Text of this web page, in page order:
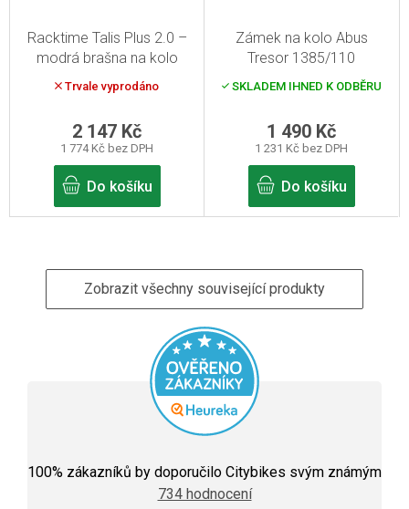
Racktime Talis Plus 2.0 –
modrá brašna na kolo
Trvale vyprodáno
1 774 Kč bez DPH
2 147 Kč
Do košíku
Zámek na kolo Abus
Tresor 1385/110
SKLADEM IHNED K ODBĚRU
1 231 Kč bez DPH
1 490 Kč
Do košíku
Zobrazit všechny související produkty
hodnocení
obchodu
je
100% zákazníků by doporučilo Citybikes svým známým
734 hodnocení